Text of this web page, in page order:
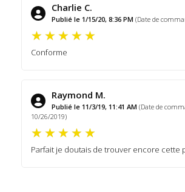
Charlie C.
Publié le 1/15/20, 8:36 PM (Date de
Conforme
Raymond M.
Publié le 11/3/19, 11:41 AM (Date de
10/26/2019)
Parfait je doutais de trouver encore cette